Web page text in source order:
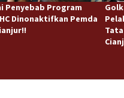
Penyebab Program
Dinonaktifkan Pemda